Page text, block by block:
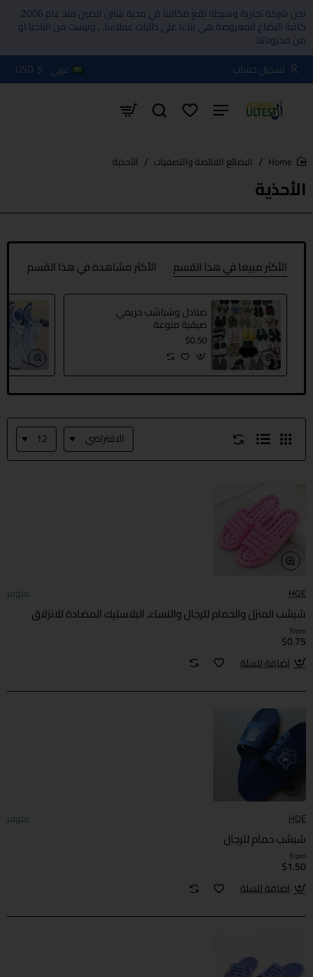
نحن شركة تجارية وسيطة تقع مكاتبنا في مدية شنزن الصين منذ عام 2006,
كافة البضاع المعروضة هي بناءا على طلبات عملاءنا, , وليست من انتاجنا او
من مخزوناتنا
تسجيل حساب
عربي $
USD
الأحذية
البضائع الفائضة والتصفيات الأحذية
الأكثر مبيعا في هذا القسم الأكثر مشاهدة في هذا القسم
صنادل وشباشب حريمي
صيفية منوعة
$0.50
HQE متوفر
شبشب المنزل والحمام للرجال والنساء, البلاستيك المضادة للانزلاق
from
$0.75
اضافة للسلة
HQE متوفر
شبشب حمام للرجال
from
$1.50
اضافة للسلة